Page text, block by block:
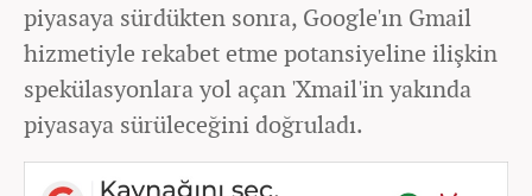
piyasaya sürdükten sonra, Google'ın Gmail
hizmetiyle rekabet etme potansiyeline ilişkin
spekülasyonlara yol açan 'Xmail'in yakında
piyasaya sürüleceğini doğruladı.